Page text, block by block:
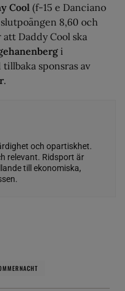
Cool (f-15 e Danciano
8,60 och
Daddy Cool ska
i
sponsras av
.
och opartiskhet.
relevant. Ridsport är
till ekonomiska,